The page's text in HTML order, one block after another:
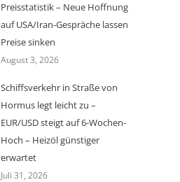
Preisstatistik – Neue Hoffnung
auf USA/Iran-Gespräche lassen
Preise sinken
August 3, 2026
Schiffsverkehr in Straße von
Hormus legt leicht zu –
EUR/USD steigt auf 6-Wochen-
Hoch – Heizöl günstiger
erwartet
Juli 31, 2026